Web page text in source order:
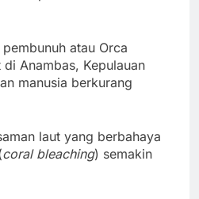
atau Orca
Anambas, Kepulauan
manusia berkurang
laut yang berbahaya
coral bleaching) semakin